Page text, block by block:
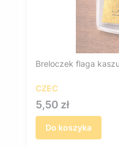
Breloczek flaga
CZEC
Cena
5,50 zł
Do koszyka